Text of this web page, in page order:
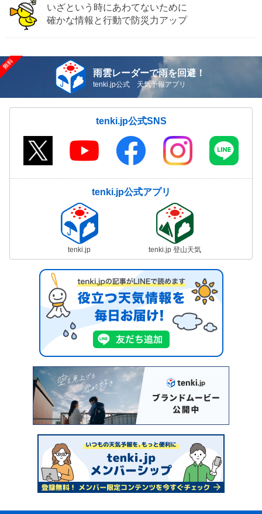
いざという時にあわてないために
確かな情報と行動で防災力アップ
雨雲レーダーで雨を回避！
tenki.jp公式 天気予報アプリ
tenki.jp公式SNS
tenki.jp公式アプリ
tenki.jp tenki.jp 登山天気